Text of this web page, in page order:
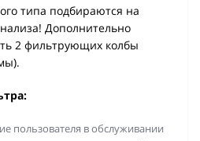
типа подбираются на
Дополнительно
2 фильтрующих колбы
пользователя в обслуживании